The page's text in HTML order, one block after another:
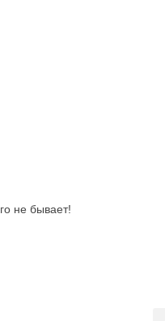
не бывает!